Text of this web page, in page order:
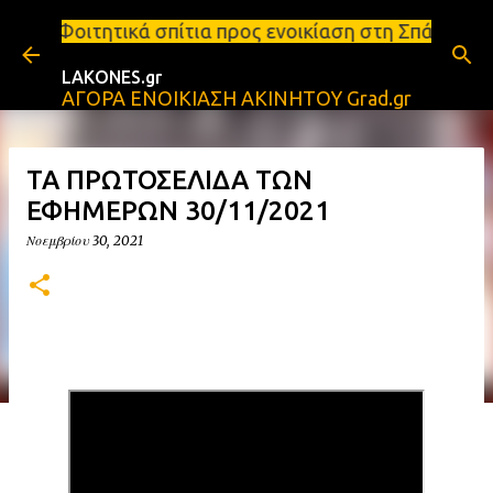
Μετάβαση στο κύριο περιεχόμενο
προς ενοικίαση στη Σπάρτη Ενοικιάσεις
LAKONES.gr
ΑΓΟΡΑ ΕΝΟΙΚΙΑΣΗ ΑΚΙΝΗΤΟΥ Grad.gr
ΤΑ ΠΡΩΤΟΣΕΛΙΔΑ ΤΩΝ
ΕΦΗΜΕΡΩΝ 30/11/2021
Νοεμβρίου 30, 2021